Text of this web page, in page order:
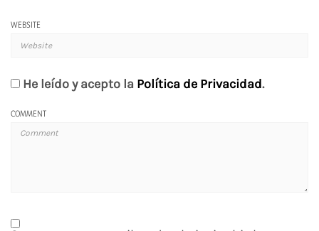
WEBSITE
He leído y acepto la Política de Privacidad.
COMMENT